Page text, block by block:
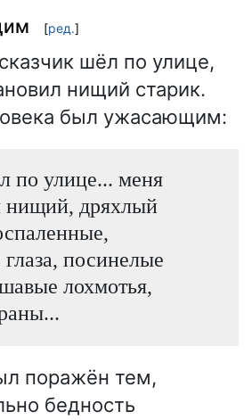
[ред.]
шёл по улице,
нищий старик.
был ужасающим:
по улице... меня
нищий, дряхлый
глаза, посинелые
лохмотья,
поражён тем,
бедность